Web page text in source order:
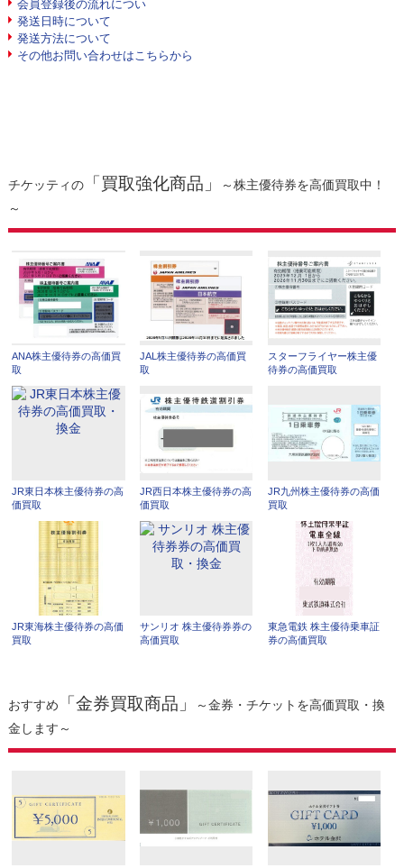
会員登録後の流れについ
発送日時について
発送方法について
その他お問い合わせはこちらから
チケッティの「買取強化商品」
～株主優待券を高価買取中！
～
ANA株主優待券の高価買
取
JAL株主優待券の高価買
取
スターフライヤー株主優
待券の高価買取
JR東日本株主優待券の高
価買取
JR西日本株主優待券の高
価買取
JR九州株主優待券の高価
買取
JR東海株主優待券の高価
買取
サンリオ 株主優待券券の
高価買取
東急電鉄 株主優待乗車証
券の高価買取
おすすめ 「金券買取商品」
～金券・チケットを高価買取・換
金します～